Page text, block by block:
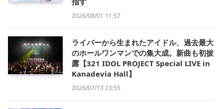
2026/08/01 11:57
ライバーから生まれたアイドル、過去最大
のホールワンマンでの集大成。新曲も初披
露【321 IDOL PROJECT Special LIVE in
Kanadevia Hall】
2026/07/13 23:55